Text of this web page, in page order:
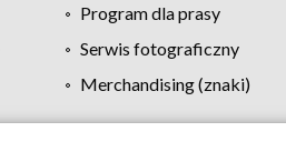
Program dla prasy
Serwis fotograficzny
Merchandising (znaki)